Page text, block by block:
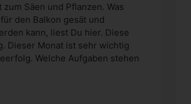
Säen und Pflan­zen. Was
den Bal­kon gesät und
kann, liest Du hier. Die­se
Die­ser Monat ist sehr wich­tig
Wel­che Auf­ga­ben ste­hen